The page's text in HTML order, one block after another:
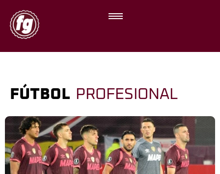
FÚTBOL PROFESIONAL